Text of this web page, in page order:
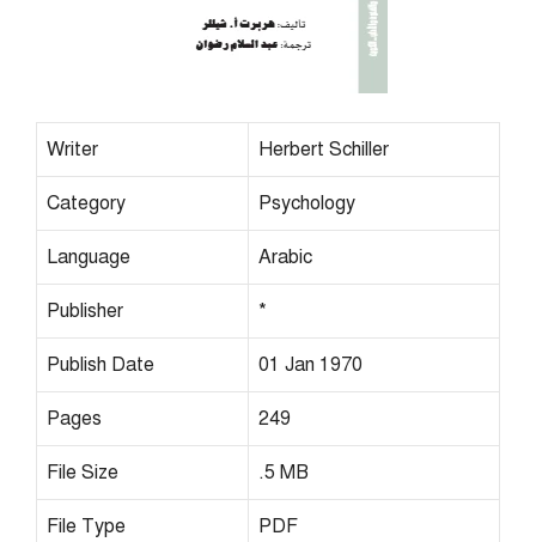
Writer Herbert Schiller
Category Psychology
Language Arabic
Publisher *
Publish Date 01 Jan 1970
Pages 249
File Size .5 MB
File Type PDF